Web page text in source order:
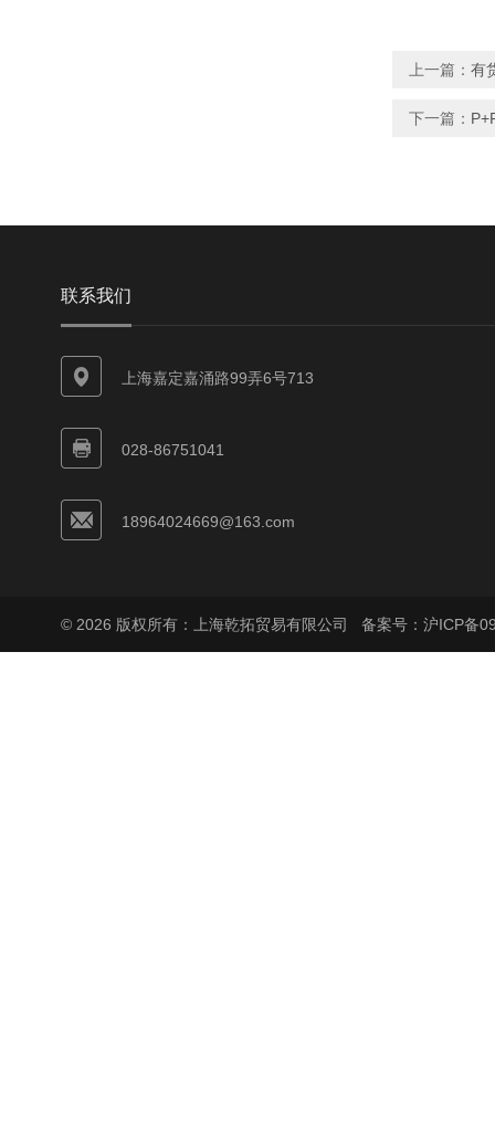
上一篇： 有
下一篇：
联系我们
上海嘉定嘉涌路99弄6号713
028-86751041
18964024669@163.com
© 2026 版权所有：上海乾拓贸易有限公司 备案号：沪ICP备